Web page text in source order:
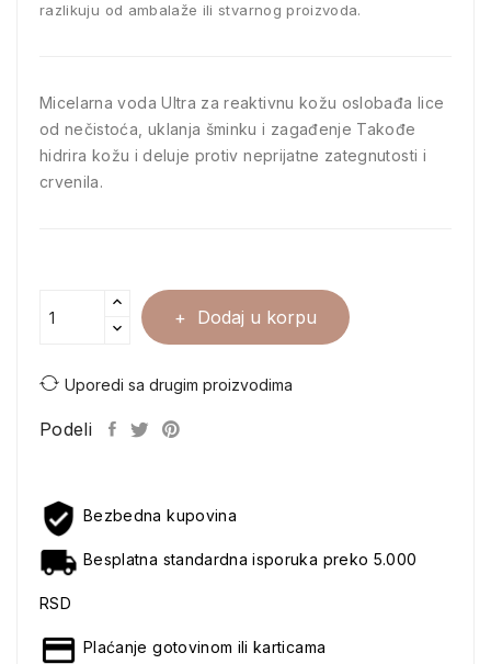
razlikuju od ambalaže ili stvarnog proizvoda.
Micelarna voda Ultra za reaktivnu kožu oslobađa lice
od nečistoća, uklanja šminku i zagađenje Takođe
hidrira kožu i deluje protiv neprijatne zategnutosti i
crvenila.
Dodaj u korpu
Uporedi sa drugim proizvodima
Podeli
Bezbedna kupovina
Besplatna standardna isporuka preko 5.000
RSD
Plaćanje gotovinom ili karticama